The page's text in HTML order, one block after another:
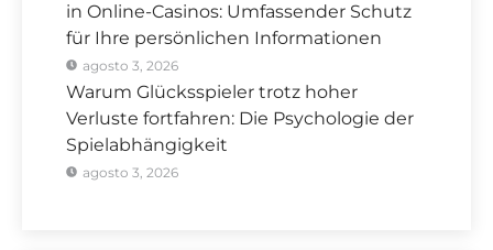
in Online-Casinos: Umfassender Schutz
für Ihre persönlichen Informationen
agosto 3, 2026
Warum Glücksspieler trotz hoher
Verluste fortfahren: Die Psychologie der
Spielabhängigkeit
agosto 3, 2026